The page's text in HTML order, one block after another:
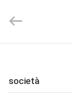
PRODOTTI
Parts
All
società